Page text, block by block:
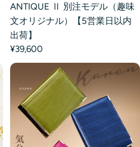
ANTIQUE Ⅱ 別注モデル（趣味
文オリジナル）【5営業日以内
出荷】
¥39,600